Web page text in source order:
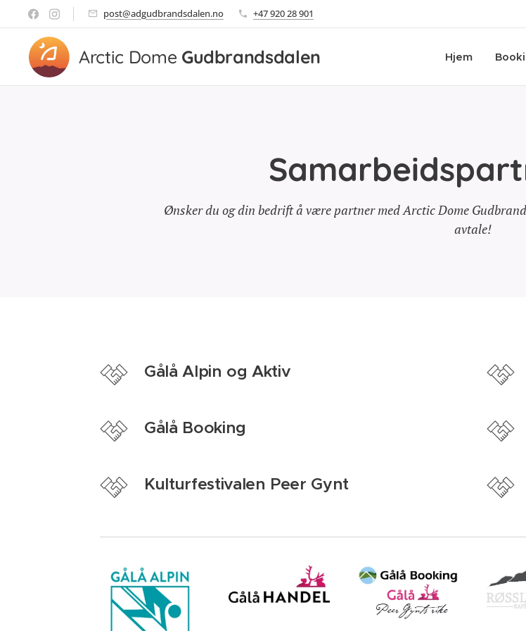
post@adgudbrandsdalen.no +47 920 28 901
Arctic DomeGudbrandsdalen Hjem
Ønsker du og din bedrift å være partner med Arctic Dome
avtale!
Gålå Alpin og Aktiv
Gålå Booking
Kulturfestivalen Peer Gynt